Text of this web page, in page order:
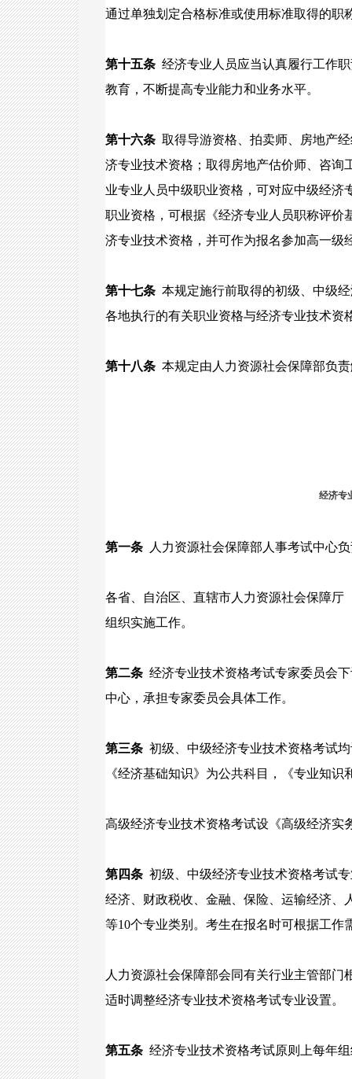
通过单独划定合格标准或使用标准取得的职
第十五条 经济专业人员应当认真履行工作
教育，不断提高专业能力和业务水平。
第十六条 取得导游资格、拍卖师、房地产
济专业技术资格；取得房地产估价师、咨询
业专业人员中级职业资格，可对应中级经
职业资格，可根据《经济专业人员职称评价
济专业技术资格，并可作为报名参加高一级
第十七条 本规定施行前取得的初级、中级
各地执行的有关职业资格与经济专业技术资
第十八条 本规定由人力资源社会保障部负
经济专
第一条 人力资源社会保障部人事考试中心
各省、自治区、直辖市人力资源社会保障厅
组织实施工作。
第二条 经济专业技术资格考试专家委员会
中心，承担专家委员会具体工作。
第三条 初级、中级经济专业技术资格考试
《经济基础知识》为公共科目，《专业知识
高级经济专业技术资格考试设《高级经济实
第四条 初级、中级经济专业技术资格考试
经济、财政税收、金融、保险、运输经济、
等10个专业类别。考生在报名时可根据工作
人力资源社会保障部会同有关行业主管部
适时调整经济专业技术资格考试专业设置。
第五条 经济专业技术资格考试原则上每年